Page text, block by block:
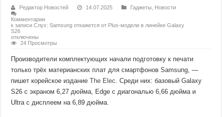
Редактор Новостей 14.07.2025 Гаджеты
Новости
Комментарии
к записи Слух: Samsung откажется от Plus-модели в линейке Galaxy
S26
отключены
24 Просмотры
Производители комплектующих начали подготовку к печати
только трёх материанских плат для смартфонов Samsung, —
пишет корейское изданиеThe Elec. Среди них: базовый Galaxy
S26 с экраном 6,27 дюйма, Edge с диагональю 6,66 дюйма и
Ultra с дисплеем на 6,89 дюйма.